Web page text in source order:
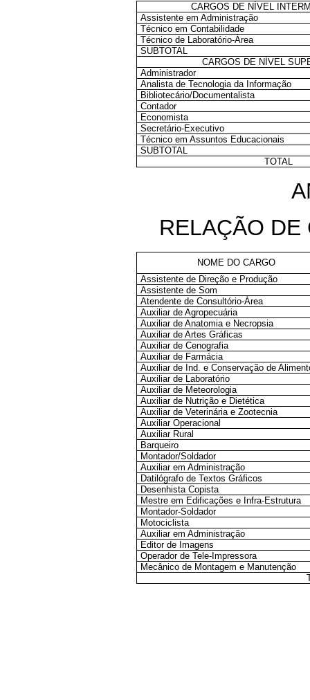
CARGOS DE NÍVEL
Assistente em Administração
Técnico em Contabilidade
Técnico de Laboratório-Área
SUBTOTAL
CARGOS DE NÍVEL
Administrador
Analista de Tecnologia da Informação
Bibliotecário/Documentalista
Contador
Economista
Secretário-Executivo
Técnico em Assuntos Educacionais
SUBTOTAL
TOTAL
RELAÇÃO DE
NOME DO CARGO
Assistente de Direção e Produção
Assistente de Som
Atendente de Consultório-Área
Auxiliar de Agropecuária
Auxiliar de Anatomia e Necropsia
Auxiliar de Artes Gráficas
Auxiliar de Cenografia
Auxiliar de Farmácia
Auxiliar de Ind. e Conservação de
Auxiliar de Laboratório
Auxiliar de Meteorologia
Auxiliar de Nutrição e Dietética
Auxiliar de Veterinária e Zootecnia
Auxiliar Operacional
Auxiliar Rural
Barqueiro
Montador/Soldador
Auxiliar em Administração
Datilógrafo de Textos Gráficos
Desenhista Copista
Mestre em Edificações e Infra-Estrutura
Montador-Soldador
Motociclista
Auxiliar em Administração
Editor de Imagens
Operador de Tele-Impressora
Mecânico de Montagem e Manutenção